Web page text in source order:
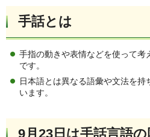
手話とは
手指の動きや表情などを使って
です。
日本語とは異なる語彙や文法を
います。
9月23日は手話言語